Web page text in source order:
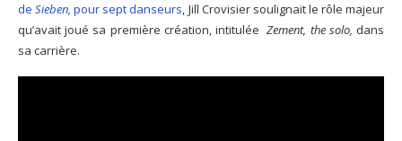
deSieben,pour sept danseurs, Jill Crovisier soulignait le rôle majeur
qu’avait joué sa première création, intituléeZement, the solo, dans
sa carrière.